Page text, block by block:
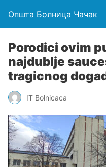
Општа Болница Чачак
Porodici ovim
najdublje
tragicnog
IT Bolnicaca